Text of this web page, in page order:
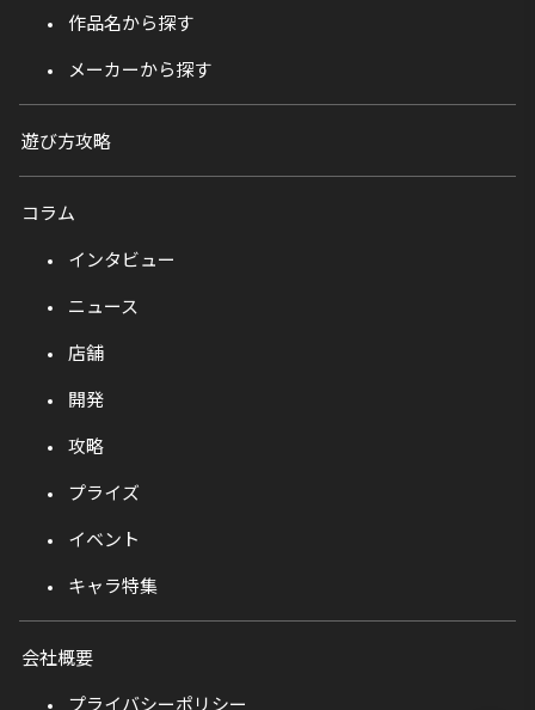
作品名から探す
メーカーから探す
遊び方攻略
コラム
インタビュー
ニュース
店舗
開発
攻略
プライズ
イベント
キャラ特集
会社概要
プライバシーポリシー